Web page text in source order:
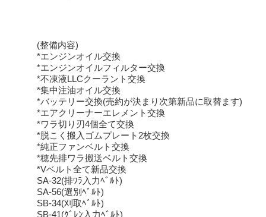
(整備内容)
*エンジンオイル交換
*エンジンオイルフィルター交換
*不凍液LLCクーラント交換
*集中注油オイル交換
*バッテリー交換(売約が決まり次第新品に取替ます)
*エアクリーナーエレメント交換
*ワラ切り刃4個全て交換
*脱こく搬入ゴムプレート2枚交換
*純正ファンベルト交換
*穂先排ワラ搬送ベルト交換
*Vベルト全て新品交換
SA-32(排ﾜﾗ入力ﾍﾞﾙﾄ)
SA-56(選別ﾍﾞﾙﾄ)
SB-34(刈取ﾍﾞﾙﾄ)
SB-41(ｸﾞﾚﾝ入力ﾍﾞﾙﾄ)